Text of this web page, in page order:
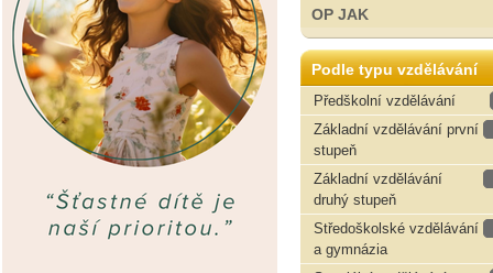
OP JAK
Podle typu vzdělávání
Předškolní vzdělávání
Základní vzdělávání první
stupeň
Základní vzdělávání
druhý stupeň
Středoškolské vzdělávání
a gymnázia